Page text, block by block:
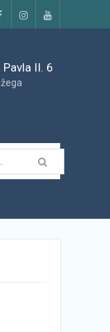
InstagramYouTube
Pavla II. 6